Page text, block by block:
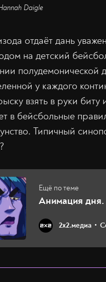
Daigle
отдаёт дань
на детский
у каждого
взять в руки биту
в бейсбольные
Типичный
Анимация
2х2.медиа